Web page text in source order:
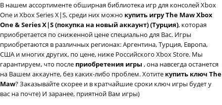
В нашем ассортименте обширная библиотека игр для консолей Xbox
One и Xbox Series X|S, среди них можно купить игру The Maw Xbox
One & Series X|S (покупка на новый аккаунт) (Турция), которая
приобретается по сниженной цене специально для Вас. Игры
приобретаются в различных регионах: Аргентина, Турция, Европа,
США и многих других, по цене, ниже Российского Xbox Store. Мы
гарантируем, что после приобретения игры , она навсегда останется
на Вашем аккаунте, без каких-либо проблем. Хотите купить ключ The
Maw? Заказывайте скорее и в кратчайшие сроки ключ игры будет у
вас на почте) И заранее, приятной Вам игры)